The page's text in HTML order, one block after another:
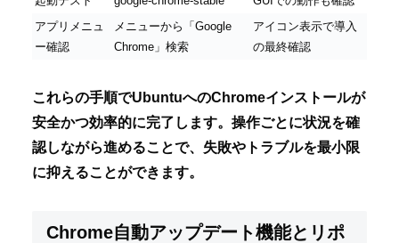
アプリメニュ
ー確認
メニューから「Google
Chrome」検索
アイコン表示で導入
の最終確認
これらの手順でUbuntuへのChromeインストールが
安全かつ効率的に完了します。操作ごとに状況を確
認しながら進めることで、失敗やトラブルを最小限
に抑えることができます。
Chrome自動アップデート機能とリポ